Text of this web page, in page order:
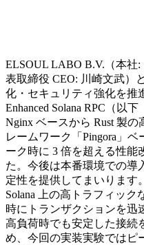
ELSOUL LABO B.V.（本社
表取締役 CEO: 川崎文武）
化・セキュリティ強化を推
Enhanced Solana RPC（以
Nginx ベースから Rust 製
レームワーク「Pingora」
ーク時に 3 倍を超える性能
た。今後は本番環境での導
定性を提供してまいります。
Solana 上の高トラフィッ
時にトランザクションを迅
高負荷時でも安定した接続
め、今回の実装実験ではピ